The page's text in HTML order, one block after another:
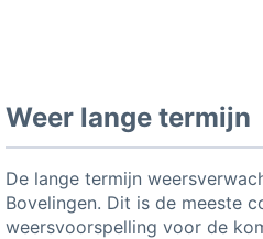
Weer lange termijn
De lange termijn
Bovelingen. Dit is de meeste
weersvoorspelling voor de